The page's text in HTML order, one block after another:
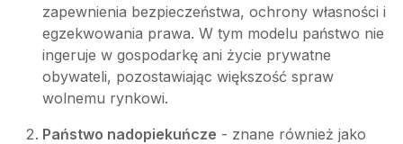
zapewnienia bezpieczeństwa, ochrony własności i
egzekwowania prawa. W tym modelu państwo nie
ingeruje w gospodarkę ani życie prywatne
obywateli, pozostawiając większość spraw
wolnemu rynkowi.
Państwo nadopiekuńcze - znane również jako